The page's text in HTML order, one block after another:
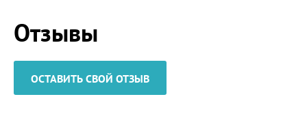
Отзывы
ОСТАВИТЬ СВОЙ ОТЗЫВ